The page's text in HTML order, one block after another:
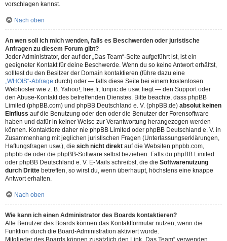
vorschlagen kannst.
Nach oben
An wen soll ich mich wenden, falls es Beschwerden oder juristische
Anfragen zu diesem Forum gibt?
Jeder Administrator, der auf der „Das Team“-Seite aufgeführt ist, ist ein
geeigneter Kontakt für deine Beschwerde. Wenn du so keine Antwort erhältst,
solltest du den Besitzer der Domain kontaktieren (führe dazu eine
„WHOIS“-Abfrage durch) oder — falls diese Seite bei einem kostenlosen
Webhoster wie z. B. Yahoo!, free.fr, funpic.de usw. liegt — den Support oder
den Abuse-Kontakt des betreffenden Dienstes. Bitte beachte, dass phpBB
Limited (phpBB.com) und phpBB Deutschland e. V. (phpBB.de) absolut keinen
Einfluss auf die Benutzung oder den oder die Benutzer der Forensoftware
haben und dafür in keiner Weise zur Verantwortung herangezogen werden
können. Kontaktiere daher nie phpBB Limited oder phpBB Deutschland e. V. in
Zusammenhang mit jeglichen juristischen Fragen (Unterlassungserklärungen,
Haftungsfragen usw.), die sich nicht direkt auf die Websiten phpbb.com,
phpbb.de oder die phpBB-Software selbst beziehen. Falls du phpBB Limited
oder phpBB Deutschland e. V. E-Mails schreibst, die die Softwarenutzung
durch Dritte betreffen, so wirst du, wenn überhaupt, höchstens eine knappe
Antwort erhalten.
Nach oben
Wie kann ich einen Administrator des Boards kontaktieren?
Alle Benutzer des Boards können das Kontaktformular nutzen, wenn die
Funktion durch die Board-Administration aktiviert wurde.
Mitglieder des Boards können zusätzlich den Link „Das Team“ verwenden.